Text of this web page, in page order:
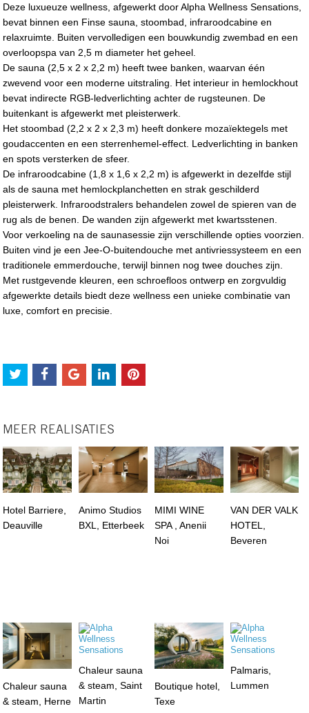
Deze luxueuze wellness, afgewerkt door Alpha Wellness Sensations,
bevat binnen een Finse sauna, stoombad, infraroodcabine en
relaxruimte. Buiten vervolledigen een bouwkundig zwembad en een
overloopspa van 2,5 m diameter het geheel.
De sauna (2,5 x 2 x 2,2 m) heeft twee banken, waarvan één
zwevend voor een moderne uitstraling. Het interieur in hemlockhout
bevat indirecte RGB-ledverlichting achter de rugsteunen. De
buitenkant is afgewerkt met pleisterwerk.
Het stoombad (2,2 x 2 x 2,3 m) heeft donkere mozaïektegels met
goudaccenten en een sterrenhemel-effect. Ledverlichting in banken
en spots versterken de sfeer.
De infraroodcabine (1,8 x 1,6 x 2,2 m) is afgewerkt in dezelfde stijl
als de sauna met hemlockplanchetten en strak geschilderd
pleisterwerk. Infraroodstralers behandelen zowel de spieren van de
rug als de benen. De wanden zijn afgewerkt met kwartsstenen.
Voor verkoeling na de saunasessie zijn verschillende opties voorzien.
Buiten vind je een Jee-O-buitendouche met antivriessysteem en een
traditionele emmerdouche, terwijl binnen nog twee douches zijn.
Met rustgevende kleuren, een schroefloos ontwerp en zorgvuldig
afgewerkte details biedt deze wellness een unieke combinatie van
luxe, comfort en precisie.
MEER REALISATIES
Hotel Barriere,
Deauville
Animo Studios
BXL, Etterbeek
MIMI WINE
SPA , Anenii
Noi
VAN DER VALK
HOTEL,
Beveren
Chaleur sauna
& steam, Herne
Chaleur sauna
& steam, Saint
Martin
Boutique hotel,
Texe
Palmaris,
Lummen